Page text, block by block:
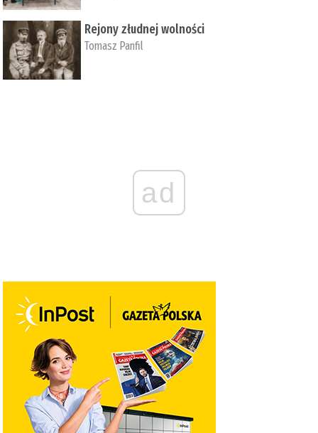
Rejony złudnej wolności
Tomasz Panfil
ad